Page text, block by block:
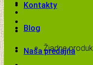
Žiadne
Kontakty
Blog
Naša predajňa